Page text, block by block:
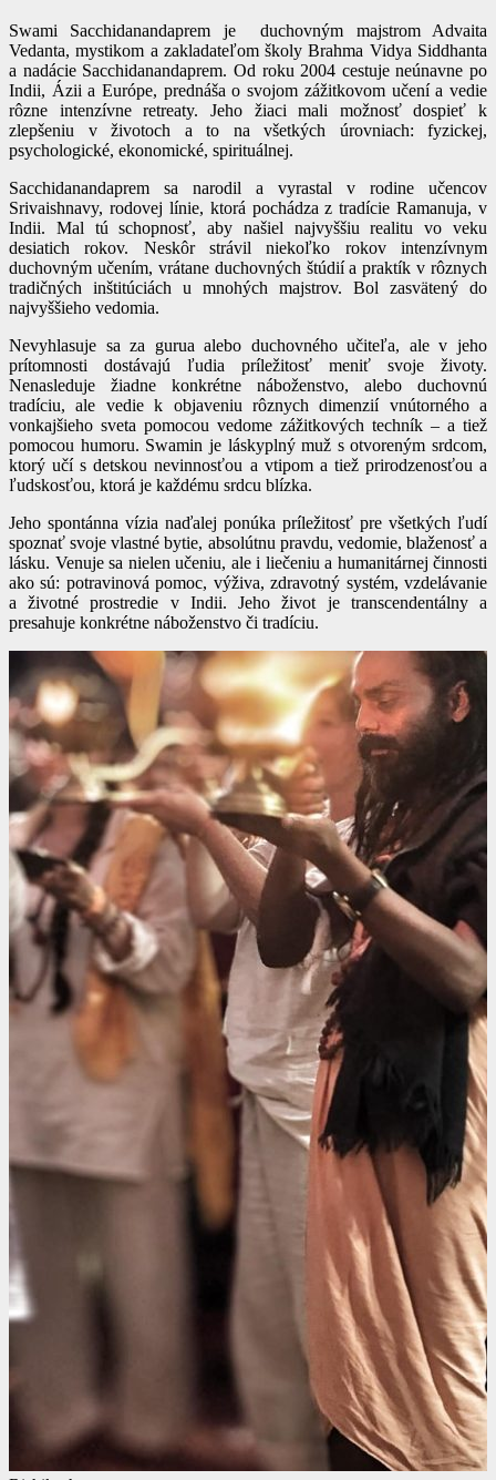
Swami Sacchidanandaprem je duchovným majstrom Advaita
Vedanta, mystikom a zakladateľom školy Brahma Vidya Siddhanta
a nadácie Sacchidanandaprem. Od roku 2004 cestuje neúnavne po
Indii, Ázii a Európe, prednáša o svojom zážitkovom učení a vedie
rôzne intenzívne retreaty. Jeho žiaci mali možnosť dospieť k
zlepšeniu v životoch a to na všetkých úrovniach: fyzickej,
psychologické, ekonomické, spirituálnej.
Sacchidanandaprem sa narodil a vyrastal v rodine učencov
Srivaishnavy, rodovej línie, ktorá pochádza z tradície Ramanuja, v
Indii. Mal tú schopnosť, aby našiel najvyššiu realitu vo veku
desiatich rokov. Neskôr strávil niekoľko rokov intenzívnym
duchovným učením, vrátane duchovných štúdií a praktík v rôznych
tradičných inštitúciách u mnohých majstrov. Bol zasvätený do
najvyššieho vedomia.
Nevyhlasuje sa za gurua alebo duchovného učiteľa, ale v jeho
prítomnosti dostávajú ľudia príležitosť meniť svoje životy.
Nenasleduje žiadne konkrétne náboženstvo, alebo duchovnú
tradíciu, ale vedie k objaveniu rôznych dimenzií vnútorného a
vonkajšieho sveta pomocou vedome zážitkových techník – a tiež
pomocou humoru. Swamin je láskyplný muž s otvoreným srdcom,
ktorý učí s detskou nevinnosťou a vtipom a tiež prirodzenosťou a
ľudskosťou, ktorá je každému srdcu blízka.
Jeho spontánna vízia naďalej ponúka príležitosť pre všetkých ľudí
spoznať svoje vlastné bytie, absolútnu pravdu, vedomie, blaženosť a
lásku. Venuje sa nielen učeniu, ale i liečeniu a humanitárnej činnosti
ako sú: potravinová pomoc, výživa, zdravotný systém, vzdelávanie
a životné prostredie v Indii. Jeho život je transcendentálny a
presahuje konkrétne náboženstvo či tradíciu.